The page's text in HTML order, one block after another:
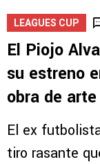
LEAGUES CUP
El Piojo
su estreno
obra de arte
El ex
tiro rasante